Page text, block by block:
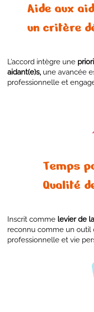
Aide aux
un critère
L’accord intègre une
aidant(e)s, une avancée
professionnelle et
Temps
Qualité
Inscrit comme levier de
reconnu comme un outil
professionnelle et vie